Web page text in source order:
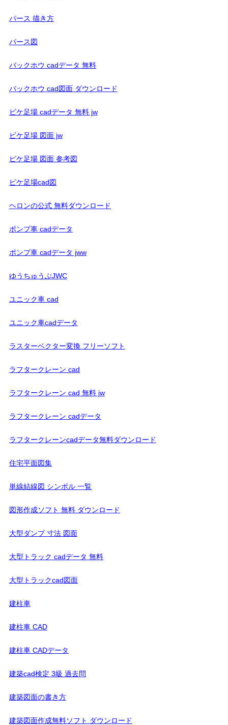
パース 描き方
パース図
バックホウ cadデータ 無料
バックホウ cad図面 ダウンロード
ビケ足場 cadデータ 無料 jw
ビケ足場 図面 jw
ピケ足場 図面 参考図
ピケ足場cad図
ヘロンの公式 無料ダウンロード
ポンプ車 cadデータ
ポンプ車 cadデータ jww
ゆうちゅうぶJWC
ユニック車 cad
ユニック車cadデータ
ラスターベクター変換 フリーソフト
ラフタークレーン cad
ラフタークレーン cad 無料 jw
ラフタークレーン cadデータ
ラフタークレーンcadデータ無料ダウンロード
住宅平面図集
単線結線図 シンボル 一覧
図形作成ソフト 無料 ダウンロード
大型ダンプ 寸法 図面
大型トラック cadデータ 無料
大型トラックcad図面
建柱車
建柱車 CAD
建柱車 CADデータ
建築cad検定 3級 過去問
建築図面の書き方
建築図面作成無料ソフト ダウンロード